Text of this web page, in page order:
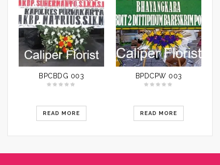
BPCBDG 003
READ MORE
BPDCPW 003
READ MORE